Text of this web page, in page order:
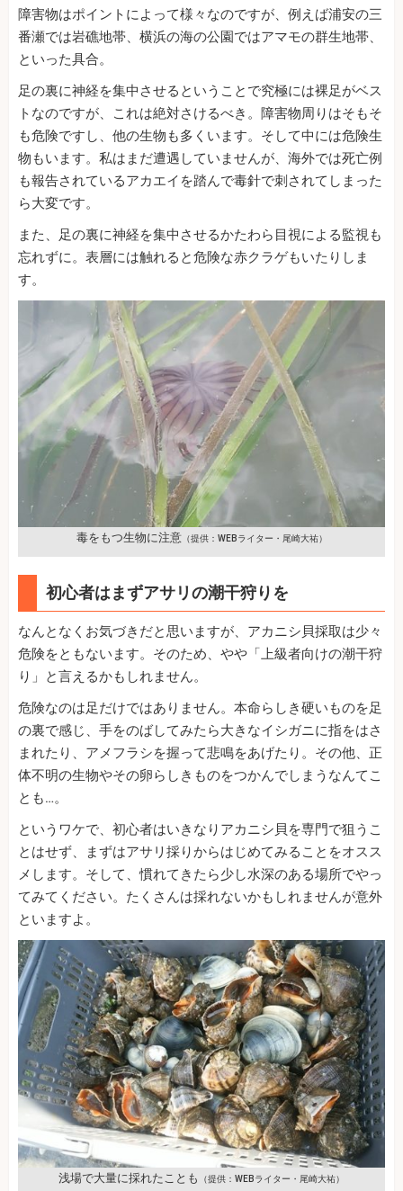
障害物はポイントによって様々なのですが、例えば浦安の三
番瀬では岩礁地帯、横浜の海の公園ではアマモの群生地帯、
といった具合。
足の裏に神経を集中させるということで究極には裸足がベス
トなのですが、これは絶対さけるべき。障害物周りはそもそ
も危険ですし、他の生物も多くいます。そして中には危険生
物もいます。私はまだ遭遇していませんが、海外では死亡例
も報告されているアカエイを踏んで毒針で刺されてしまった
ら大変です。
また、足の裏に神経を集中させるかたわら目視による監視も
忘れずに。表層には触れると危険な赤クラゲもいたりしま
す。
毒をもつ生物に注意（提供：WEBライター・尾崎大祐）
初心者はまずアサリの潮干狩りを
なんとなくお気づきだと思いますが、アカニシ貝採取は少々
危険をともないます。そのため、やや「上級者向けの潮干狩
り」と言えるかもしれません。
危険なのは足だけではありません。本命らしき硬いものを足
の裏で感じ、手をのばしてみたら大きなイシガニに指をはさ
まれたり、アメフラシを握って悲鳴をあげたり。その他、正
体不明の生物やその卵らしきものをつかんでしまうなんてこ
とも…。
というワケで、初心者はいきなりアカニシ貝を専門で狙うこ
とはせず、まずはアサリ採りからはじめてみることをオスス
メします。そして、慣れてきたら少し水深のある場所でやっ
てみてください。たくさんは採れないかもしれませんが意外
といますよ。
浅場で大量に採れたことも （提供：WEBライター・尾崎大祐）